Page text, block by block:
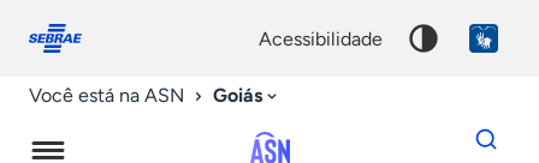
conosco
acessibilidade
Você está na ASN Goiás
Dados
para